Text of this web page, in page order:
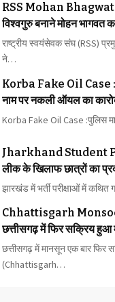
RSS Mohan Bhagwat :
विश्वगुरु बनाने मोहन भागवत
राष्ट्रीय स्वयंसेवक संघ (RSS)
ने…
Korba Fake Oil Case :
नाम पर नकली ऑयल का
Korba Fake Oil Case :पुलिस
Jharkhand Student
लीक के खिलाफ छात्रों का
सोरेन सरकार से दूसरे दौर की
झारखंड में भर्ती परीक्षाओं में
Chhattisgarh
छत्तीसगढ़ में फिर सक्रिय हुआ
भाटापारा में ट्रैक पर पानी से
छत्तीसगढ़ में मानसून एक बार फिर
(Chhattisgarh…